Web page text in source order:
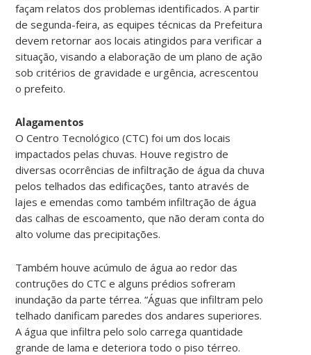
façam relatos dos problemas identificados. A partir
de segunda-feira, as equipes técnicas da Prefeitura
devem retornar aos locais atingidos para verificar a
situação, visando a elaboração de um plano de ação
sob critérios de gravidade e urgência, acrescentou
o prefeito.
Alagamentos
O Centro Tecnológico (CTC) foi um dos locais
impactados pelas chuvas. Houve registro de
diversas ocorrências de infiltração de água da chuva
pelos telhados das edificações, tanto através de
lajes e emendas como também infiltração de água
das calhas de escoamento, que não deram conta do
alto volume das precipitações.
Também houve acúmulo de água ao redor das
contruções do CTC e alguns prédios sofreram
inundação da parte térrea. “Águas que infiltram pelo
telhado danificam paredes dos andares superiores.
A água que infiltra pelo solo carrega quantidade
grande de lama e deteriora todo o piso térreo.